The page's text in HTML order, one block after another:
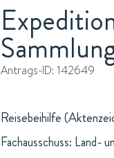
Antrags-ID: 142649
Reisebeihilfe
Fachausschuss: Land-